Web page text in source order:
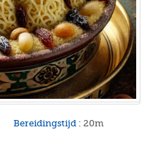
Bereidingstijd : 20m